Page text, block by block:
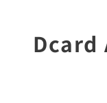
Dcard